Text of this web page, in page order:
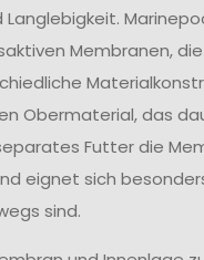
Membranen, die
Obermaterial, das
Futter die
eignet sich
sind.